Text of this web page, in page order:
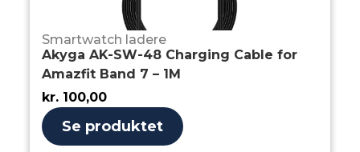
Smartwatch ladere
Akyga AK-SW-48 Charging Cable for
Amazfit Band 7 – 1M
kr. 100,00
Se produktet